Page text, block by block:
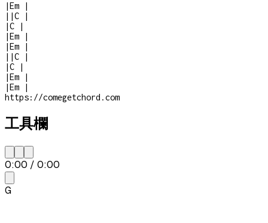
|Em
|
| |C
|
|C
|
|Em
|
|Em
|
| |C
|
|C
|
|Em
|
|Em
|
https://comegetchord.com
工具欄
0:00 / 0:00
G